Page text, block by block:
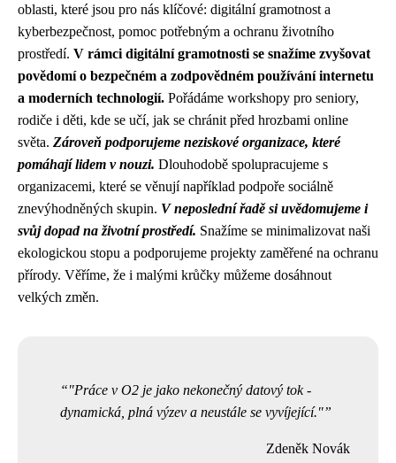
oblasti, které jsou pro nás klíčové: digitální gramotnost a
kyberbezpečnost, pomoc potřebným a ochranu životního
prostředí. V rámci digitální gramotnosti se snažíme zvyšovat
povědomí o bezpečném a zodpovědném používání internetu
a moderních technologií. Pořádáme workshopy pro seniory,
rodiče i děti, kde se učí, jak se chránit před hrozbami online
světa. Zároveň podporujeme neziskové organizace, které
pomáhají lidem v nouzi. Dlouhodobě spolupracujeme s
organizacemi, které se věnují například podpoře sociálně
znevýhodněných skupin. V neposlední řadě si uvědomujeme i
svůj dopad na životní prostředí. Snažíme se minimalizovat naši
ekologickou stopu a podporujeme projekty zaměřené na ochranu
přírody. Věříme, že i malými krůčky můžeme dosáhnout
velkých změn.
"Práce v O2 je jako nekonečný datový tok -
dynamická, plná výzev a neustále se vyvíjející."
Zdeněk Novák